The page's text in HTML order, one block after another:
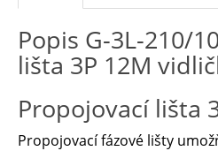
Popis G-3L-210/
lišta 3P 12M
Propojovací lišta
Propojovací fázové lišty